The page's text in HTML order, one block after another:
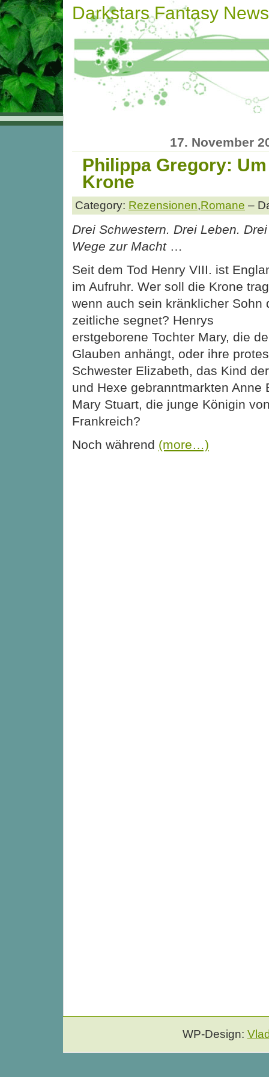
Darkstars Fantasy News
17. November
Philippa Gregory:
Krone
Category: Rezensionen,Romane –
Drei Schwestern. Drei Leben. Drei
Wege zur Macht…
Seit dem Tod Henry VIII. ist
im Aufruhr. Wer soll die Krone
wenn auch sein kränklicher Sohn
zeitliche segnet? Henrys
erstgeborene Tochter Mary, die
Glauben anhängt, oder ihre
Schwester Elizabeth, das Kind
und Hexe gebranntmarkten Anne
Mary Stuart, die junge Königin
Frankreich?
Noch während (more…)
WP-Design: